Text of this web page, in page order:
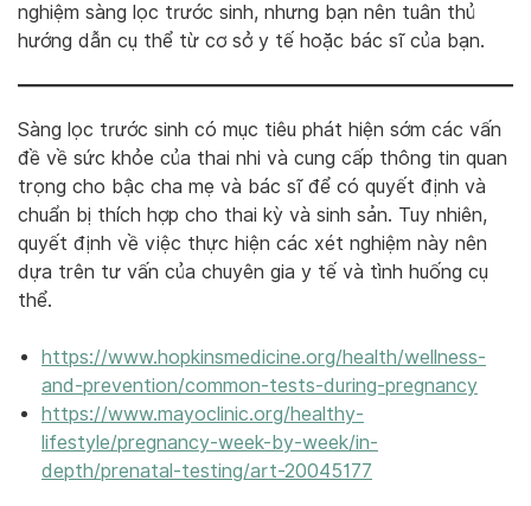
nghiệm sàng lọc trước sinh, nhưng bạn nên tuân thủ
hướng dẫn cụ thể từ cơ sở y tế hoặc bác sĩ của bạn.
Sàng lọc trước sinh có mục tiêu phát hiện sớm các vấn
đề về sức khỏe của thai nhi và cung cấp thông tin quan
trọng cho bậc cha mẹ và bác sĩ để có quyết định và
chuẩn bị thích hợp cho thai kỳ và sinh sản. Tuy nhiên,
quyết định về việc thực hiện các xét nghiệm này nên
dựa trên tư vấn của chuyên gia y tế và tình huống cụ
thể.
https://www.hopkinsmedicine.org/health/wellness-
and-prevention/common-tests-during-pregnancy
https://www.mayoclinic.org/healthy-
lifestyle/pregnancy-week-by-week/in-
depth/prenatal-testing/art-20045177